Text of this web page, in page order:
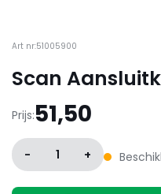
Art nr:51005900
Scan
Prijs:51,50
- 1 +